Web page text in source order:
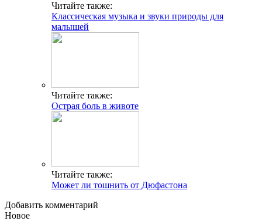
Читайте также:
Классическая музыка и звуки природы для
малышей
Читайте также:
Острая боль в животе
Читайте также:
Может ли тошнить от Дюфастона
Добавить комментарий
Новое